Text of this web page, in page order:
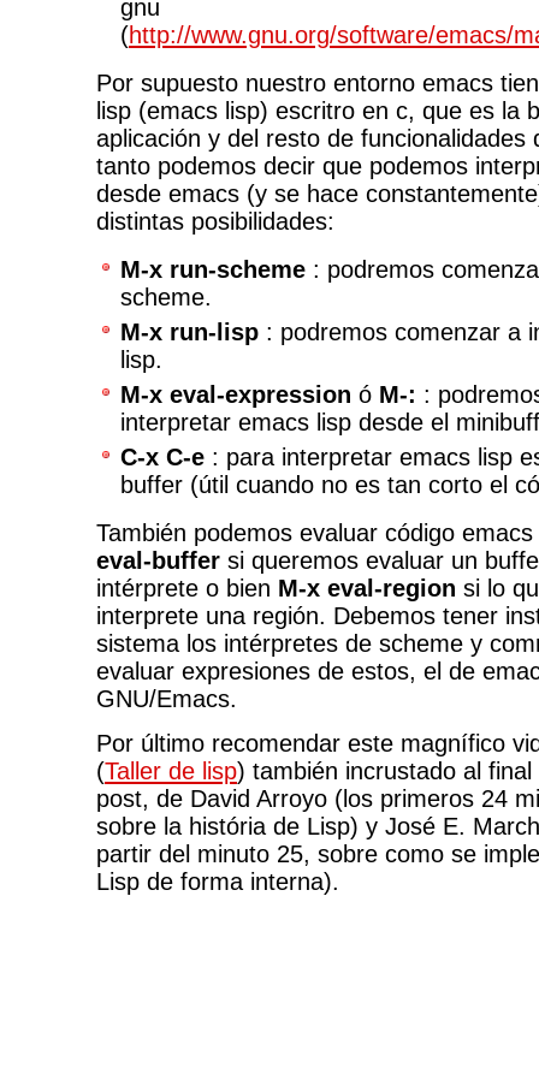
gnu
(http://www.gnu.org/software/emacs/
Por supuesto nuestro entorno emacs
lisp (emacs lisp) escritro en c, que es la
aplicación y del resto de funcionalidades
tanto podemos decir que podemos
desde emacs (y se hace
distintas posibilidades:
M-x run-scheme : podremos
scheme.
M-x run-lisp : podremos comenzar a
lisp.
M-x eval-expression ó M-: :
interpretar emacs lisp desde el
C-x C-e : para interpretar emacs lisp
buffer (útil cuando no es tan corto el
También podemos evaluar código
eval-buffer si queremos evaluar un
intérprete o bien M-x eval-region si lo
interprete una región. Debemos tener
sistema los intérpretes de scheme y
evaluar expresiones de estos, el de
GNU/Emacs.
Por último recomendar este magnífico
(Taller de lisp) también incrustado al final
post, de David Arroyo (los primeros 24
sobre la história de Lisp) y José E.
partir del minuto 25, sobre como se
Lisp de forma interna).